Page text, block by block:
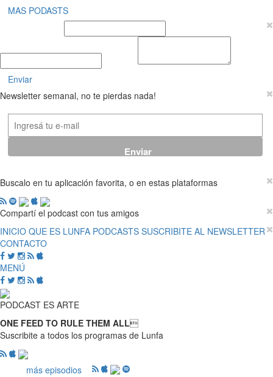
MAS PODASTS
Enviar
Newsletter semanal, no te pierdas nada!
Buscalo en tu aplicación favorita, o en estas plataformas
Compartí el podcast con tus amigos
INICIO QUE ES LUNFA PODCASTS SUSCRIBITE AL NEWSLETTER
CONTACTO
MENÚ
PODCAST ES ARTE
ONE FEED TO RULE THEM ALL
Suscribite a todos los programas de Lunfa
más episodios